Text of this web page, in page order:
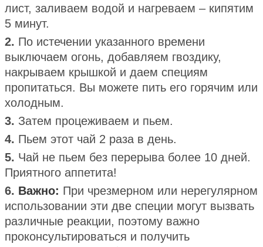
лист, заливаем водой и нагреваем – кипятим
5 минут.
2. По истечении указанного времени
выключаем огонь, добавляем гвоздику,
накрываем крышкой и даем специям
пропитаться. Вы можете пить его горячим или
холодным.
3. Затем процеживаем и пьем.
4. Пьем этот чай 2 раза в день.
5. Чай не пьем без перерыва более 10 дней.
Приятного аппетита!
6. Важно: При чрезмерном или нерегулярном
использовании эти две специи могут вызвать
различные реакции, поэтому важно
проконсультироваться и получить